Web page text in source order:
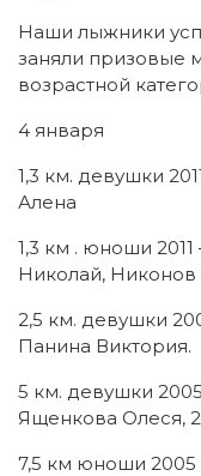
Наши лыжники
заняли призовые
возрастной
4 января
1,3 км. девушки
Алена
1,3 км . юноши
Николай, Никонов
2,5 км. девушки
Панина Виктория.
5 км. девушки
Ященкова Олеся,
7,5 км юноши 2005